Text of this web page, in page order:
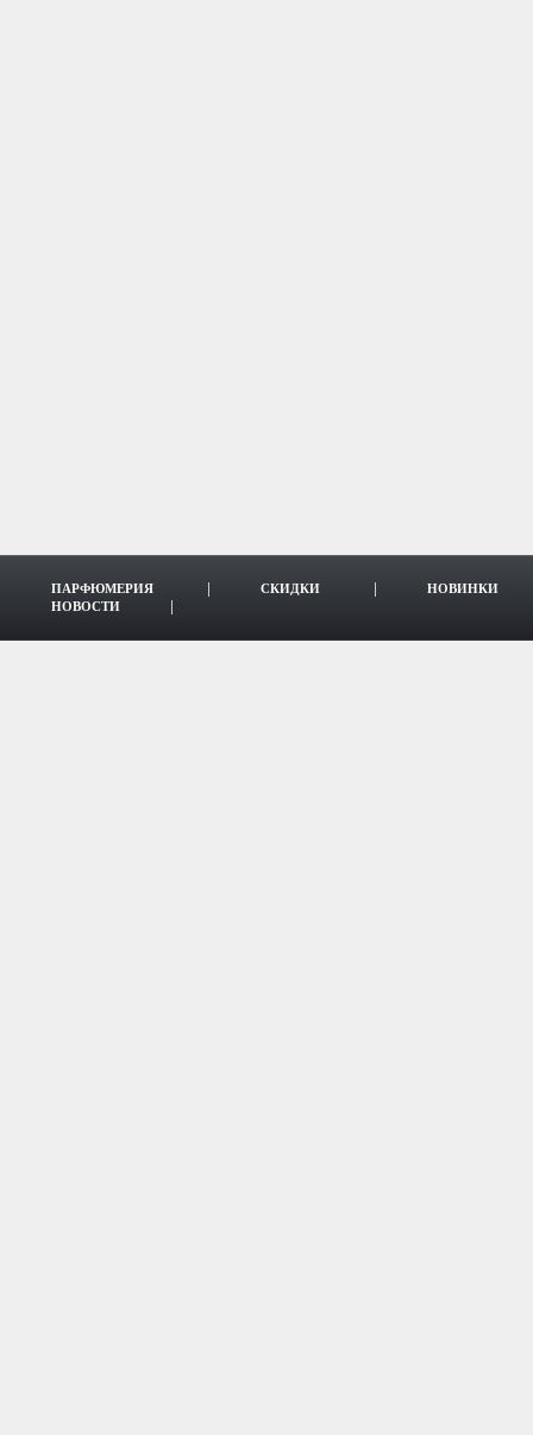
ПАРФЮМЕРИЯ СКИДКИ
НОВИНКИ
НОВОСТИ